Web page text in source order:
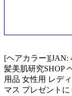
[ヘアカラー][JAN:
髪美肌研究SHOP
用品 女性用 レデ
マス プレゼントに